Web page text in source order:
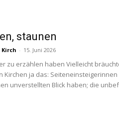
staunen
- 15. Juni 2026
zu erzählen haben Vielleicht
Kirchen ja das: Seiteneinsteigerinnen
unverstellten Blick haben; die